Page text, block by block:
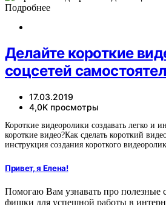
Подробнее
Делайте короткие
соцсетей
17.03.2019
4,0K просмотры
Короткие видеоролики создавать легко и
короткие видео?Как сделать короткий
инструкция создания короткого
Привет, я Елена!
Помогаю Вам узнавать про полезные
фишки для успешной работы в